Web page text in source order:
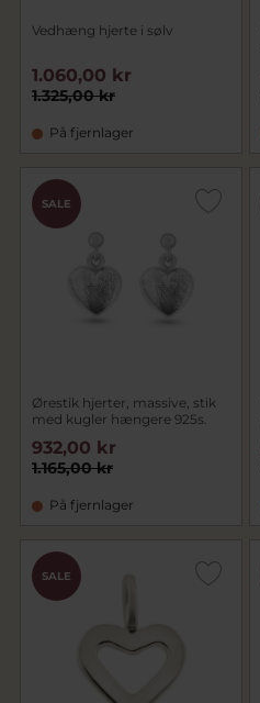
Vedhæng hjerte i sølv
1.325,00 kr
1.060,00 kr
På fjernlager
SALE
Ørestik hjerter, massive, stik
med kugler hængere 925s.
1.165,00 kr
932,00 kr
På fjernlager
SALE